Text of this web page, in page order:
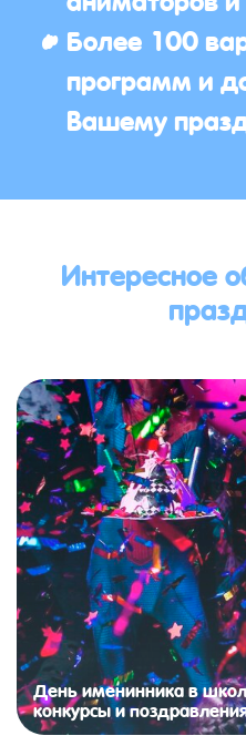
Более 100
программ и
Вашему
Интересное
День именинника в
конкурсы и